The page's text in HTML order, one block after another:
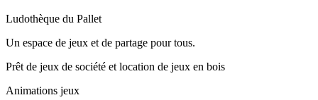
Ludothèque du Pallet
Un espace de jeux et de partage pour tous.
Prêt de jeux de société et location de jeux en bois
Animations jeux